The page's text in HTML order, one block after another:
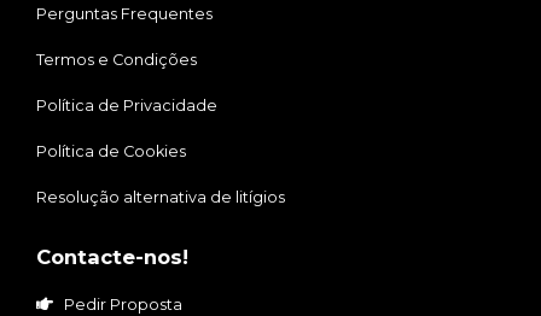
Perguntas Frequentes
Termos e Condições
Política de Privacidade
Política de Cookies
Resolução alternativa de litígios
Contacte-nos!
Pedir Proposta